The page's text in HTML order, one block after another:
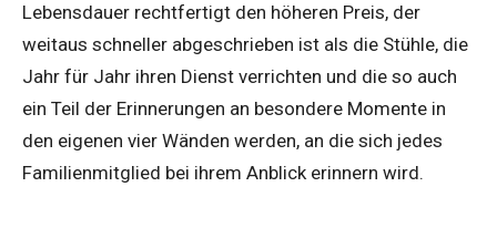
Lebensdauer rechtfertigt den höheren Preis, der
weitaus schneller abgeschrieben ist als die Stühle, die
Jahr für Jahr ihren Dienst verrichten und die so auch
ein Teil der Erinnerungen an besondere Momente in
den eigenen vier Wänden werden, an die sich jedes
Familienmitglied bei ihrem Anblick erinnern wird.